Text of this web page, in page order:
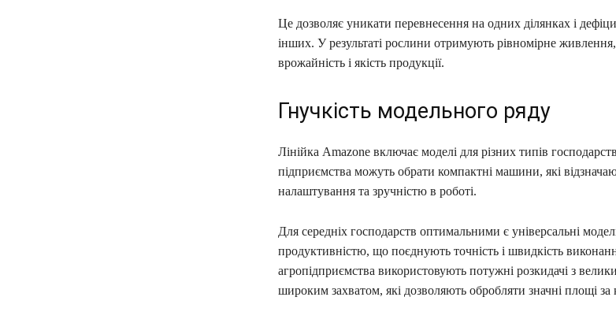
Це дозволяє уникати перевнесення на одних ділянках і
інших. У результаті рослини отримують рівномірне
врожайність і якість продукції.
Гнучкість модельного ряду
Лінійка Amazone включає моделі для різних типів
підприємства можуть обрати компактні машини, які
налаштування та зручністю в роботі.
Для середніх господарств оптимальними є універсальні
продуктивністю, що поєднують точність і швидкість
агропідприємства використовують потужні розкидачі з
широким захватом, які дозволяють обробляти значні площі за